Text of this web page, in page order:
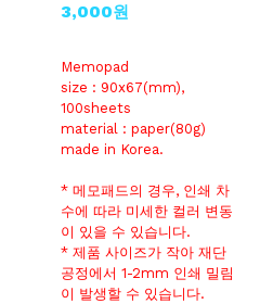
3,000원
Memopad
size : 90x67(mm),
100sheets
material : paper(80g)
made in Korea.
* 메모패드의 경우, 인쇄 차
수에 따라 미세한 컬러 변동
이 있을 수 있습니다.
* 제품 사이즈가 작아 재단
공정에서 1-2mm 인쇄 밀림
이 발생할 수 있습니다.